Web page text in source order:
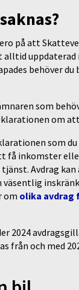
på att
uppdaterad
behöver du
som
om
som
få inkomster
Avdrag
om olika avdrag
2024
från och med